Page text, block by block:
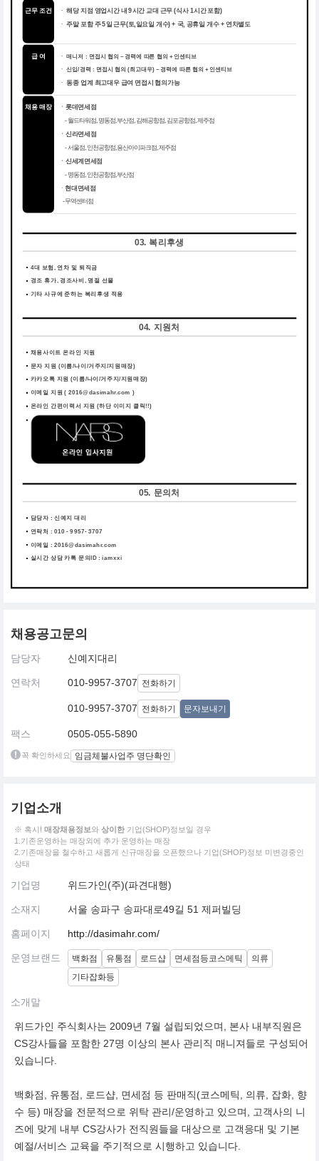
근무 조건 ㆍ 해당 지점 영업시간 내 9시간 교대 근무 (식사 1시간 포함)
ㆍ주말 포함 주 5일 근무(토,일요일 개수) + 국, 공휴일 개수 + 연차별도
급 여 ㆍ 매니저 : 면접시 협의 ~ 경력에 따른 협의 + 인센티브
ㆍ 신입/경력 : 면접시 협의 (최고대우) ~ 경력에 따른 협의 + 인센티브
ㆍ 동종 업계 최고대우 급여 면접시 협의가능
채용 매장
ㆍ롯데면세점
- 월드타워점, 명동점, 부산점, 김해공항점, 김포공항점, 제주점
ㆍ신라면세점
- 서울점, 인천공항점, 용산아이파크점, 제주점
ㆍ신세계면세점
- 명동점, 인천공항점, 부산점
ㆍ현대면세점
- 무역센터점
03. 복리후생
4대 보험, 연차 및 퇴직금
경조 휴가, 경조사비, 명절 선물
기타 사규에 준하는 복리후생 적용
04. 지원처
채용사이트 온라인 지원
문자 지원 (이름/나이/거주지/지원매장)
카카오톡 지원 (이름/나이/거주지/지원매장)
이메일 지원 ( 2016@dasimahr.com )
온라인 간편이력서 지원 (하단 이미지 클릭!!)
05. 문의처
담당자 : 신예지 대리
연락처 : 010 - 9957- 3707
이메일 : 2016@dasimahr.com
실시간 상담 카톡 문의ID : iamxxi
채용공고문의
담당자 신예지대리
연락처 010-9957-3707 전화하기
010-9957-3707 전화하기 문자보내기
팩스 0505-055-5890
꼭 확인하세요 임금체불사업주 명단확인
기업소개
※ 혹시! 매장채용정보와 상이한 기업(SHOP)정보일 경우
1.기존운영하는 매장외에 추가 운영하는 매장
2.기존매장을 철수하고 새롭게 신규매장을 오픈했으나 기업(SHOP)정보 미변경중인
상태
기업명 위드가인(주)(파견대행)
소재지 서울 송파구 송파대로49길 51 제퍼빌딩
홈페이지 http://dasimahr.com/
운영브랜드 백화점 유통점 로드샵 면세점등코스메틱
의류
기타잡화등
소개말
위드가인 주식회사는 2009년 7월 설립되었으며, 본사 내부직원은
CS강사들을 포함한 27명 이상의 본사 관리직 매니져들로 구성되어
있습니다.
백화점, 유통점, 로드샵, 면세점 등 판매직(코스메틱, 의류, 잡화, 향
수 등) 매장을 전문적으로 위탁 관리/운영하고 있으며, 고객사의 니
즈에 맞게 내부 CS강사가 전직원들을 대상으로 고객응대 및 기본
예절/서비스 교육을 주기적으로 시행하고 있습니다.